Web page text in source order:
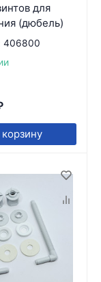
для
(дюбель)
406800